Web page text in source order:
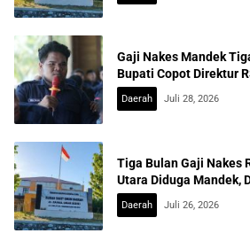
Gaji Nakes Mandek
Bupati Copot Direktur
Daerah Juli 28, 2026
Tiga Bulan Gaji Nakes
Utara Diduga Mandek,
Daerah Juli 26, 2026